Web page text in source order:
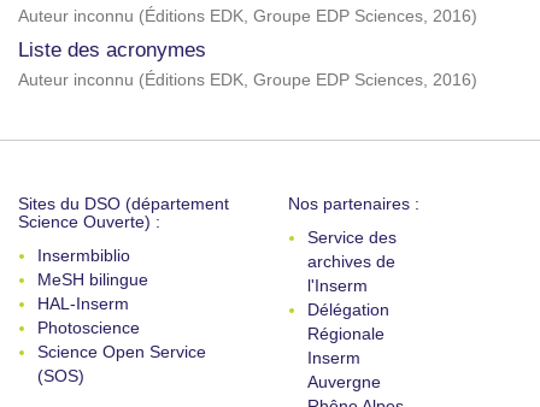
Auteur inconnu (Éditions EDK, Groupe EDP Sciences, 2016)
Liste des acronymes
Auteur inconnu (Éditions EDK, Groupe EDP Sciences, 2016)
Sites du DSO (département
Science Ouverte) :
Insermbiblio
MeSH bilingue
HAL-Inserm
Photoscience
Science Open Service
(SOS)
Nos partenaires :
Service des
archives de
l'Inserm
Délégation
Régionale
Inserm
Auvergne